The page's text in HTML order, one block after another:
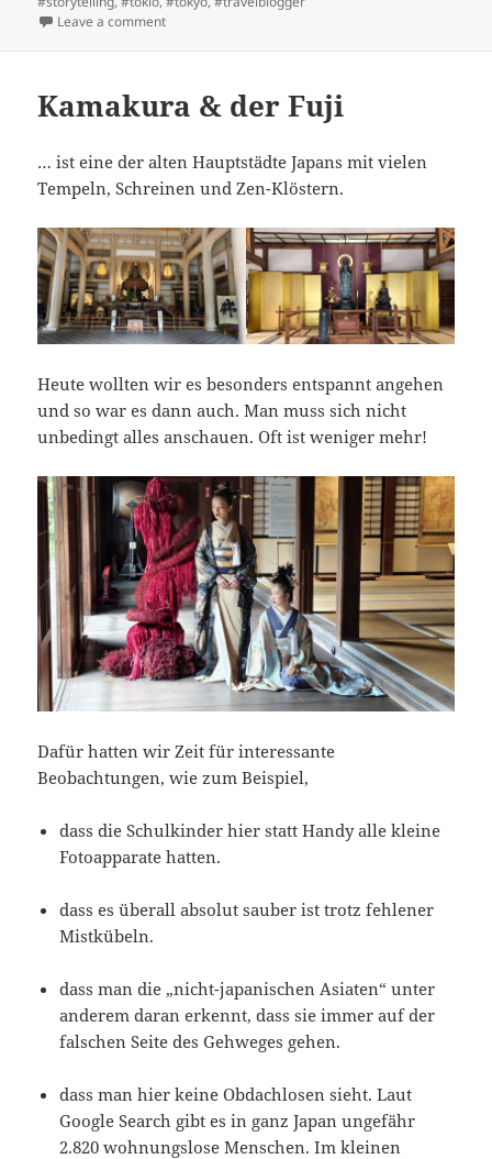
Leave a commenton Aufregende Zugfahrt nach NIKKO
Kamakura & der Fuji
… ist eine der alten Hauptstädte Japans mit vielen
Tempeln, Schreinen und Zen-Klöstern.
Heute wollten wir es besonders entspannt angehen
und so war es dann auch. Man muss sich nicht
unbedingt alles anschauen. Oft ist weniger mehr!
Dafür hatten wir Zeit für interessante
Beobachtungen, wie zum Beispiel,
dass die Schulkinder hier statt Handy alle kleine
Fotoapparate hatten.
dass es überall absolut sauber ist trotz fehlener
Mistkübeln.
dass man die „nicht-japanischen Asiaten“ unter
anderem daran erkennt, dass sie immer auf der
falschen Seite des Gehweges gehen.
dass man hier keine Obdachlosen sieht. Laut
Google Search gibt es in ganz Japan ungefähr
2.820 wohnungslose Menschen. Im kleinen